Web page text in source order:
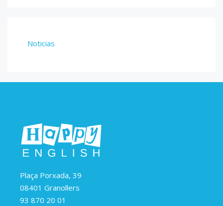
Noticias
Plaça Porxada, 39
08401 Granollers
93 870 20 01